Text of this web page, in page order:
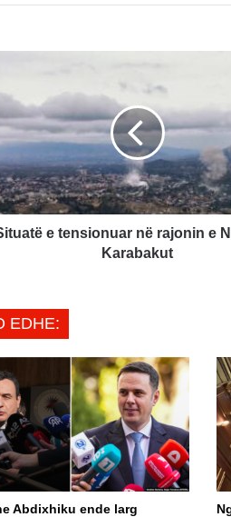
e tensionuar në rajonin e
Karabakut
EDHE:
Abdixhiku ende larg